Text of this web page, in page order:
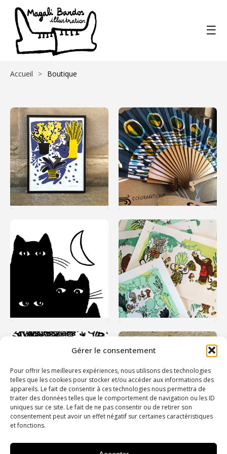
Gérer le consentement
Pour offrir les meilleures expériences, nous utilisons des technologies
telles que les cookies pour stocker et/ou accéder aux informations des
appareils. Le fait de consentir à ces technologies nous permettra de
traiter des données telles que le comportement de navigation ou les ID
uniques sur ce site. Le fait de ne pas consentir ou de retirer son
consentement peut avoir un effet négatif sur certaines caractéristiques
et fonctions.
☰
Accueil Boutique